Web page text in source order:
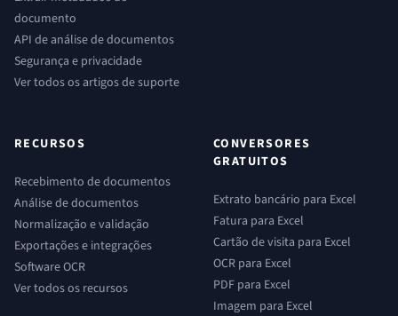
documento
API de análise de documentos
Segurança e privacidade
Ver todos os artigos de suporte
RECURSOS
Recebimento de documentos
Análise de documentos
Normalização e validação
Exportações e integrações
Software OCR
Ver todos os recursos
CONVERSORES
GRATUITOS
Extrato bancário para Excel
Fatura para Excel
Cartão de visita para Excel
OCR para Excel
PDF para Excel
Imagem para Excel